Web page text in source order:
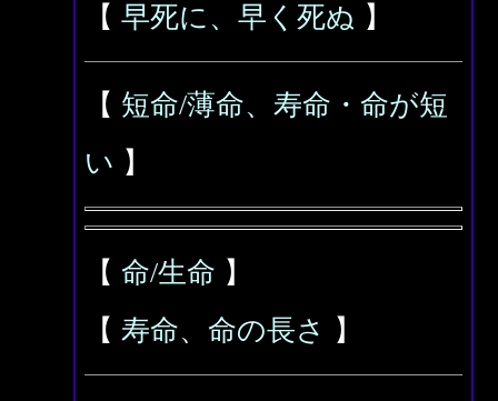
【 早死に、早く死ぬ 】
【 短命/薄命、寿命・命が短
い 】
【 命/生命 】
【 寿命、命の長さ 】